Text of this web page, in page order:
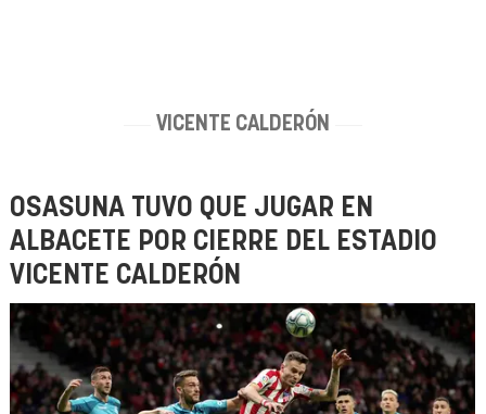
VICENTE CALDERÓN
OSASUNA TUVO QUE JUGAR EN
ALBACETE POR CIERRE DEL ESTADIO
VICENTE CALDERÓN